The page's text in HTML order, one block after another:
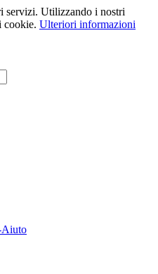
servizi. Utilizzando i nostri
cookie. Ulteriori informazioni
Aiuto